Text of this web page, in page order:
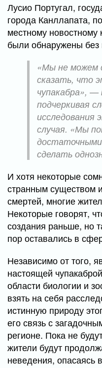
Лусио Португал,
города Канллапата,
местному
были обнаружены без
«Мы не можем
сказать, что
чупакабра», —
подчеркивая
исследования
случая. «Мы
сделать
И хотя некоторые
странным существом
смертей, многие
Некоторые говорят,
создания раньше, но
пор оставались в
Независимо от того,
настоящей
области биологии и
взять на себя
истинную природу
его связь с
регионе. Пока не
жители будут
неведения, опасаясь